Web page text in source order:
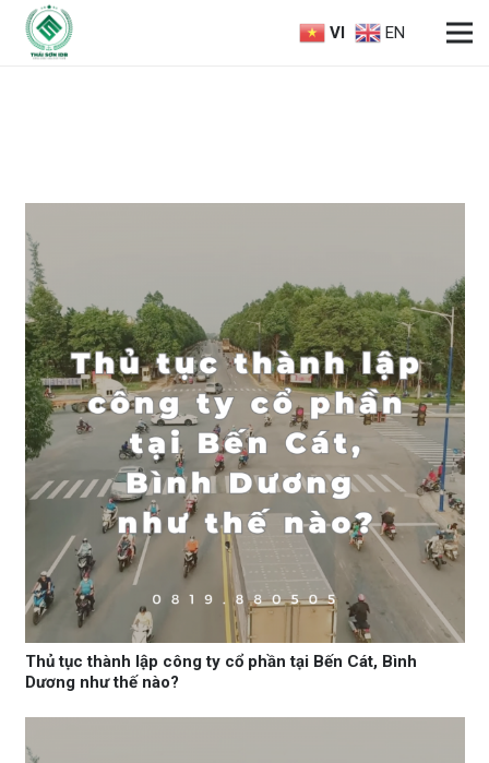
VI EN
Thủ tục thành lập công ty cổ phần tại Bến Cát, Bình
Dương như thế nào?